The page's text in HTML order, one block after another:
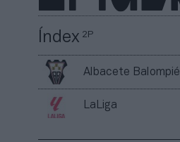
Índex2P
Albacete Balompié
LaLiga